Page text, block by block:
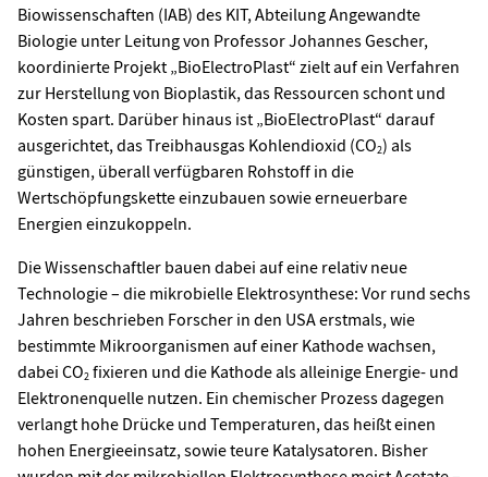
Biowissenschaften (IAB) des KIT, Abteilung Angewandte
Biologie unter Leitung von Professor Johannes Gescher,
koordinierte Projekt „BioElectroPlast“ zielt auf ein Verfahren
zur Herstellung von Bioplastik, das Ressourcen schont und
Kosten spart. Darüber hinaus ist „BioElectroPlast“ darauf
ausgerichtet, das Treibhausgas Kohlendioxid (CO2) als
günstigen, überall verfügbaren Rohstoff in die
Wertschöpfungskette einzubauen sowie erneuerbare
Energien einzukoppeln.
Die Wissenschaftler bauen dabei auf eine relativ neue
Technologie – die mikrobielle Elektrosynthese: Vor rund sechs
Jahren beschrieben Forscher in den USA erstmals, wie
bestimmte Mikroorganismen auf einer Kathode wachsen,
dabei CO2 fixieren und die Kathode als alleinige Energie- und
Elektronenquelle nutzen. Ein chemischer Prozess dagegen
verlangt hohe Drücke und Temperaturen, das heißt einen
hohen Energieeinsatz, sowie teure Katalysatoren. Bisher